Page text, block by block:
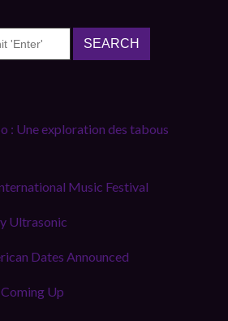
: Une exploration des tabous
Music Festival
Ultrasonic
Dates Announced
Up